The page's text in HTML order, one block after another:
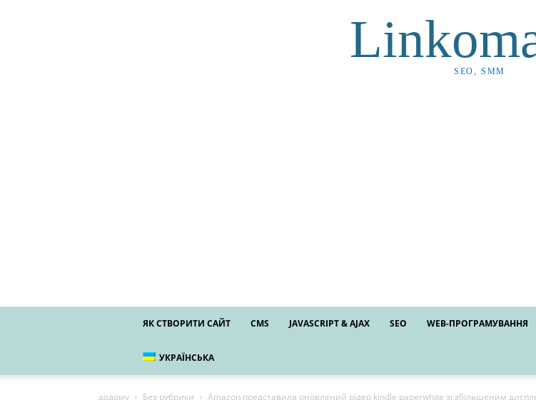
SEO, SMM
ЯК СТВОРИТИ САЙТ CMS JAVASCRIPT & AJAX SEO WEB-ПРОГРАМУВАННЯ
УКРАЇНСЬКА
додому Без рубрики Amazon представила оновлений рідер kindle paperwhite зі збільшеним